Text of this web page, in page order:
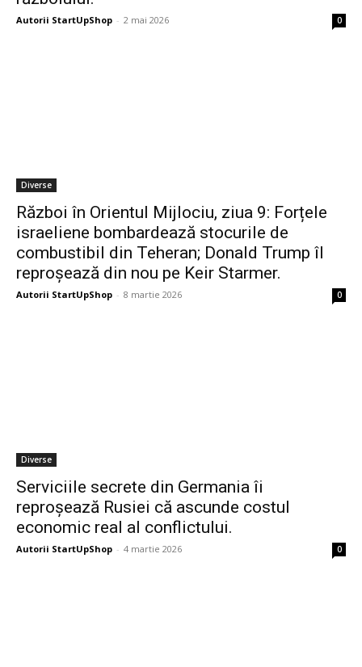
Autorii StartUpShop - 2 mai 2026 0
Diverse
Război în Orientul Mijlociu, ziua 9: Forțele
israeliene bombardează stocurile de
combustibil din Teheran; Donald Trump îl
reproșează din nou pe Keir Starmer.
Autorii StartUpShop - 8 martie 2026 0
Diverse
Serviciile secrete din Germania îi
reproșează Rusiei că ascunde costul
economic real al conflictului.
Autorii StartUpShop - 4 martie 2026 0